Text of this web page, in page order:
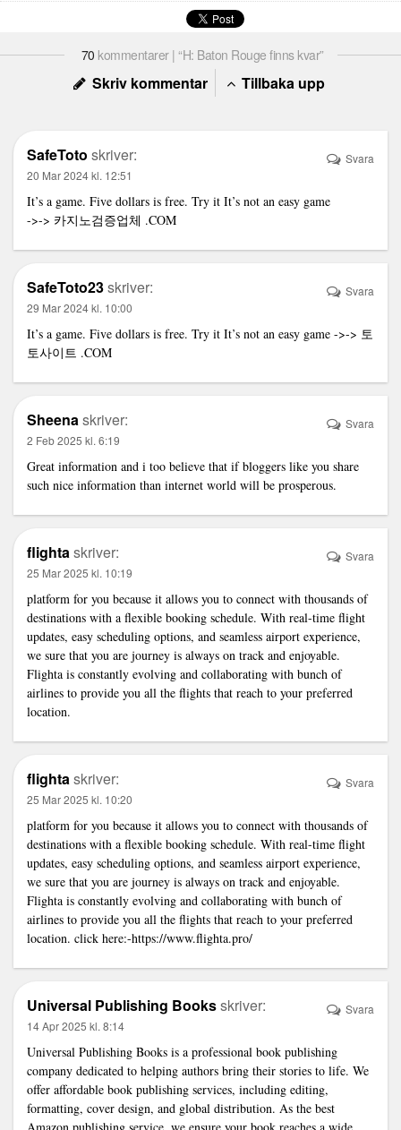
70 kommentarer | “H: Baton Rouge finns kvar”
Skriv kommentar Tillbaka upp
SafeToto skriver:
20 Mar 2024 kl. 12:51
It’s a game. Five dollars is free. Try it It’s not an easy game
->-> 카지노검증업체 .COM
Svara
SafeToto23skriver:
29 Mar 2024 kl. 10:00
It’s a game. Five dollars is free. Try it It’s not an easy game ->-> 토
토사이트 .COM
Svara
Sheenaskriver:
2 Feb 2025 kl. 6:19
Great information and i too believe that if bloggers like you share
such nice information than internet world will be prosperous.
Svara
flightaskriver:
25 Mar 2025 kl. 10:19
platform for you because it allows you to connect with thousands of
destinations with a flexible booking schedule. With real-time flight
updates, easy scheduling options, and seamless airport experience,
we sure that you are journey is always on track and enjoyable.
Flighta is constantly evolving and collaborating with bunch of
airlines to provide you all the flights that reach to your preferred
location.
Svara
flightaskriver:
25 Mar 2025 kl. 10:20
platform for you because it allows you to connect with thousands of
destinations with a flexible booking schedule. With real-time flight
updates, easy scheduling options, and seamless airport experience,
we sure that you are journey is always on track and enjoyable.
Flighta is constantly evolving and collaborating with bunch of
airlines to provide you all the flights that reach to your preferred
location. click here:-https://www.flighta.pro/
Svara
Universal Publishing Booksskriver:
14 Apr 2025 kl. 8:14
Universal Publishing Books is a professional book publishing
company dedicated to helping authors bring their stories to life. We
offer affordable book publishing services, including editing,
formatting, cover design, and global distribution. As the best
Svara